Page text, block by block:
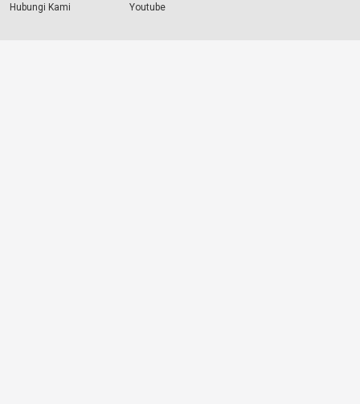
Hubungi Kami
Youtube